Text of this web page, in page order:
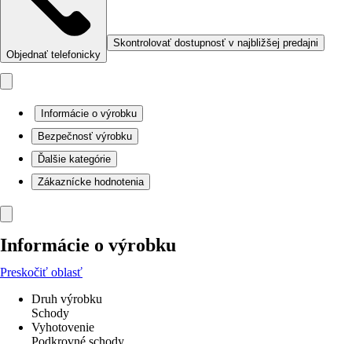
Objednať telefonicky
Skontrolovať dostupnosť v najbližšej predajni
Informácie o výrobku
Bezpečnosť výrobku
Ďalšie kategórie
Zákaznícke hodnotenia
Informácie o výrobku
Preskočiť oblasť
Druh výrobku
Schody
Vyhotovenie
Podkrovné schody